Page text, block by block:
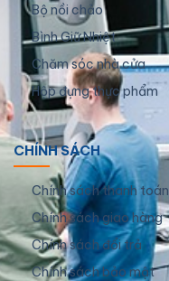
Bộ nồi chảo
Bình Giữ Nhiệt
Chăm sóc nhà cửa
Hộp đựng thực phẩm
CHÍNH SÁCH
Chính sách thanh toán
Chính sách giao hàng
Chính sách đổi trả
Chính sách bảo mật